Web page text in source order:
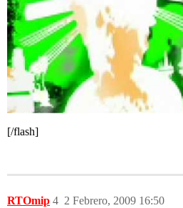
[/flash]
RTOmip 2 Febrero, 2009 16:50
4